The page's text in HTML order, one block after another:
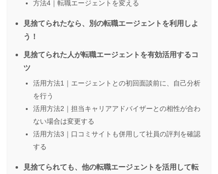
方法4｜転職エージェントを変える
見捨てられたなら、別の転職エージェントを利用しよ
う！
見捨てられた人が転職エージェントを有効活用するコ
ツ
活用方法1｜エージェントとの初回面談前に、自己分析
を行う
活用方法2｜担当キャリアアドバイザーとの相性が合わ
ない場合は変更する
活用方法3｜口コミサイトも併用して社員の評判を確認
する
見捨てられても、他の転職エージェントを活用して転